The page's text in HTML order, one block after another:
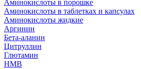
Аминокислоты в порошке
Аминокислоты в таблетках и капсулах
Аминокислоты жидкие
Аргинин
Бета-аланин
Цитруллин
Глютамин
HMB